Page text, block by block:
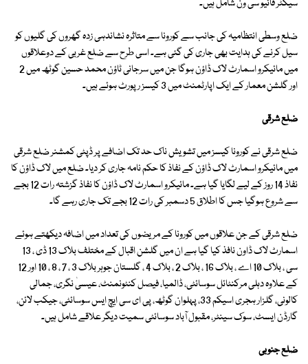
سیکٹر فائیو سی ون شامل ہیں۔
ضلع وسطی انتظامیہ کی جانب سے کورونا سے متاثرہ نشاندہی زدہ گھروں کی گلیوں کو
سیل کرنے کی ہدایت بھی جاری کی گئی ہے۔ اسی طرح سے ضلع غربی کے دوعلاقوں
میں مائیکرو اسمارٹ لاک ڈاؤن ہوگا جن میں سرجانی ٹاؤن محمد حسین گوٹھ میں 2
اور گلشن معمار کے ایک اپارٹمنٹ میں 3 کیسز رپورٹ ہوئے ہیں۔
ضلع شرقی
ضلع شرقی نے کورونا کیسز میں تشویش ناک حد تک اضافے پر ڈپٹی کمشنر ضلع شرقی
میں مائیکرو اسمارٹ لاک ڈاؤن کے نفاذ کا حکم نامہ جاری کر دیا۔ ضلع میں لاک ڈاؤن کا
نفاذ 14 روز کے لیے لگایا گیا ہے۔ مائیکرو اسمارٹ لاک ڈاؤن کا نفاذ گزشتہ رات 12 بجے
سے شروع ہوگیا جس کا اطلاق 5 دسمبر کی رات 12 بجے تک جاری رہے گا۔
ضلع شرقی کے جن علاقوں میں کورونا کے مریضوں کی تعداد میں اضافہ دیکھتے ہوئے
اسمارٹ لاک ڈاون نافذ کیا گیا ہے ان میں گلشن اقبال کے مختلف بلاک 13 ڈی ، 13
سی ، بلاک 10 اے ، بلاک 16 ، بلاک 2 ، بلاک 4 ، گلستان جوہر بلاک 3 ، 7 ، 8 ، 10 اور 12
کے علاوہ دہلی مرکنٹائل سوسائٹی، ڈالمیا، فیصل کنٹونمنٹ، عیسیٰ نگری، جمالی
کالونی، گلزار ہجری اسیکم 33، پہلوان گوٹھ، پی ای سی ایچ ایس سوسائٹی، جیکب لائن،
گارڈن ایسٹ، سوک سینٹر، مقبول آباد سوسائٹی سمیت دیگر علاقے شامل ہیں۔
ضلع جنوبی